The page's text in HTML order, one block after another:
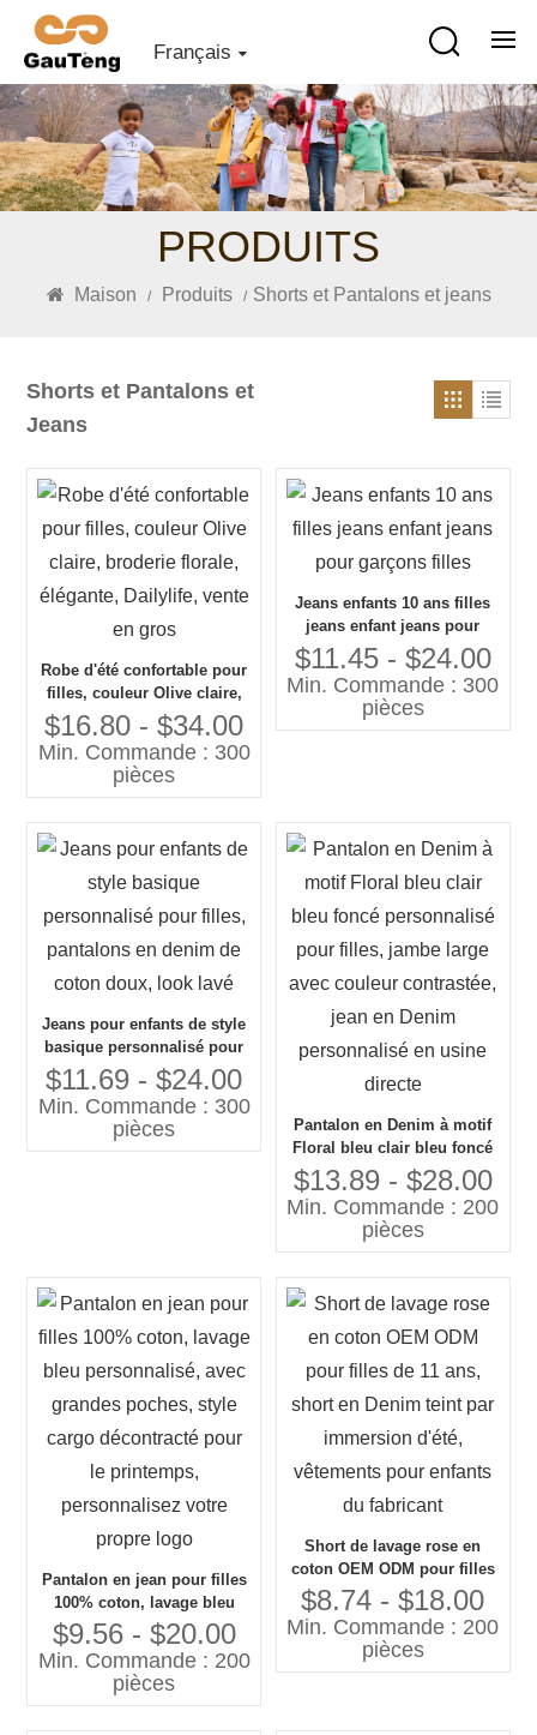
Français
PRODUITS
Maison / Produits / Shorts et Pantalons et jeans
Shorts et Pantalons et
Jeans
Robe d'été confortable pour
filles, couleur Olive claire,
broderie florale, élégante,
Dailylife, vente en gros
$16.80 - $34.00
Min. Commande : 300
pièces
Jeans enfants 10 ans filles
jeans enfant jeans pour
garçons filles
$11.45 - $24.00
Min. Commande : 300
pièces
Jeans pour enfants de style
basique personnalisé pour
filles, pantalons en denim
de coton doux, look lavé
$11.69 - $24.00
Min. Commande : 300
pièces
Pantalon en Denim à motif
Floral bleu clair bleu foncé
personnalisé pour filles,
jambe large avec couleur
contrastée, jean en Denim
personnalisé en usine
$13.89 - $28.00
Min. Commande : 200
pièces
Pantalon en jean pour filles
100% coton, lavage bleu
personnalisé, avec grandes
poches, style cargo
décontracté pour le
printemps, personnalisez
$9.56 - $20.00
Min. Commande : 200
pièces
Short de lavage rose en
coton OEM ODM pour filles
de 11 ans, short en Denim
teint par immersion d'été,
vêtements pour enfants du
fabricant
$8.74 - $18.00
Min. Commande : 200
pièces